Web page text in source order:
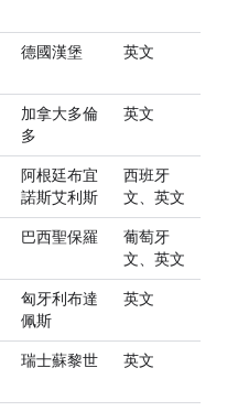
德國漢堡 英文
加拿大多倫
多
英文
阿根廷布宜
諾斯艾利斯
西班牙
文、英文
巴西聖保羅
葡萄牙
文、英文
匈牙利布達
佩斯
英文
瑞士蘇黎世 英文